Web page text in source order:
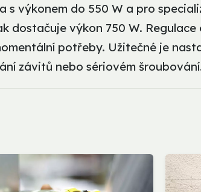
s výkonem do 550 W a pro
dostačuje výkon 750 W.
potřeby. Užitečné je
závitů nebo sériovém